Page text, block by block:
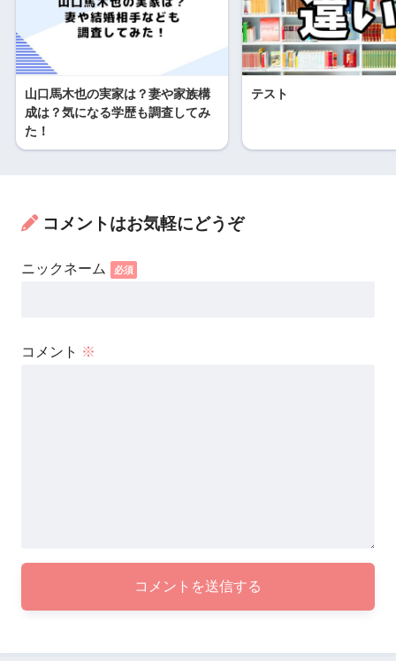
山口馬木也の実家は？妻や家族構
成は？気になる学歴も調査してみ
た！
テスト
コメントはお気軽にどうぞ
コメント ※